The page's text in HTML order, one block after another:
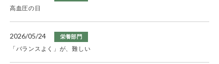
高血圧の日
2026/05/24 栄養部門
「バランスよく」が、難しい